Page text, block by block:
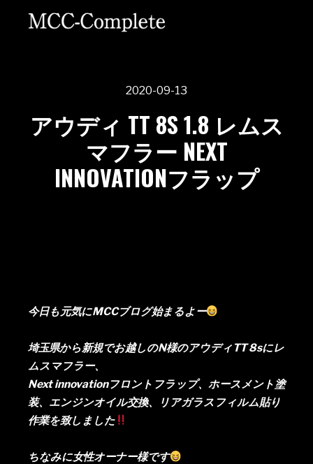
2020-09-13
アウディ TT 8S 1.8 レムス
マフラー NEXT
INNOVATIONフラップ
今日も元気にMCCブログ始まるよー
埼玉県から新規でお越しのN様のアウディTT 8sにレ
ムスマフラー、
Next innovationフロントフラップ、ホースメント塗
装、エンジンオイル交換、リアガラスフィルム貼り
作業を致しました
ちなみに女性オーナー様です